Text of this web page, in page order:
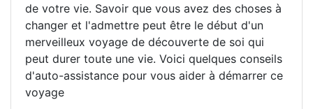
de votre vie. Savoir que vous avez des choses à
changer et l'admettre peut être le début d'un
merveilleux voyage de découverte de soi qui
peut durer toute une vie. Voici quelques conseils
d'auto-assistance pour vous aider à démarrer ce
voyage